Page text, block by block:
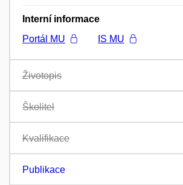
Interní informace
Portál MU
IS MU
Životopis
Školitel
Kvalifikace
Publikace